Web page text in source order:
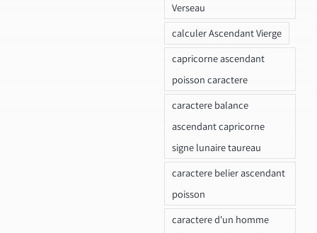
Verseau
calculer Ascendant Vierge
capricorne ascendant
poisson caractere
caractere balance
ascendant capricorne
signe lunaire taureau
caractere belier ascendant
poisson
caractere d'un homme